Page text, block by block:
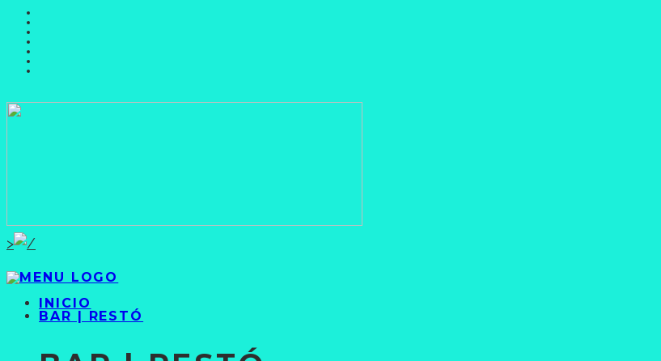
>
INICIO
BAR | RESTÓ